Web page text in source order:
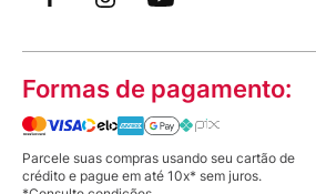
Formas de pagamento:
Parcele suas compras usando seu cartão de
crédito e pague em até 10x* sem juros.